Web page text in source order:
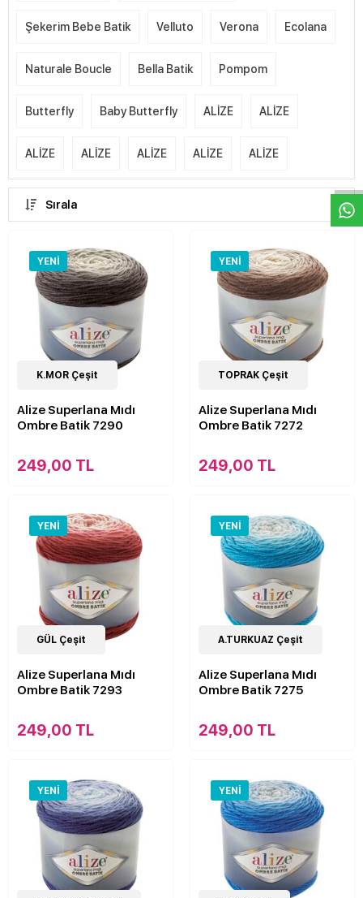
W
h
a
s
p
p
D
e
s
e
H
a
t
t
Şekerim Bebe Batik Velluto Verona Ecolana
Naturale Boucle Bella Batik Pompom
Butterfly Baby Butterfly ALİZE ALİZE
ALİZE ALİZE ALİZE ALİZE ALİZE
Sırala
YENI
11Çeşit
K.MOR Çeşit
Alize Superlana Mıdı
Ombre Batik 7290
249,00 TL
YENI
11Çeşit
TOPRAK Çeşit
Alize Superlana Mıdı
Ombre Batik 7272
249,00 TL
YENI
11Çeşit
GÜL Çeşit
Alize Superlana Mıdı
Ombre Batik 7293
249,00 TL
YENI
11Çeşit
A.TURKUAZ Çeşit
Alize Superlana Mıdı
Ombre Batik 7275
249,00 TL
YENI YENI